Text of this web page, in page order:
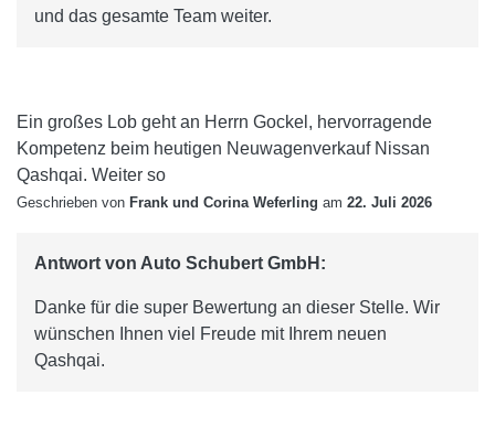
und das gesamte Team weiter.
Ein großes Lob geht an Herrn Gockel, hervorragende
Kompetenz beim heutigen Neuwagenverkauf Nissan
Qashqai. Weiter so
Geschrieben von Frank und Corina Weferling am 22. Juli 2026
Antwort von Auto Schubert GmbH:
Danke für die super Bewertung an dieser Stelle. Wir
wünschen Ihnen viel Freude mit Ihrem neuen
Qashqai.